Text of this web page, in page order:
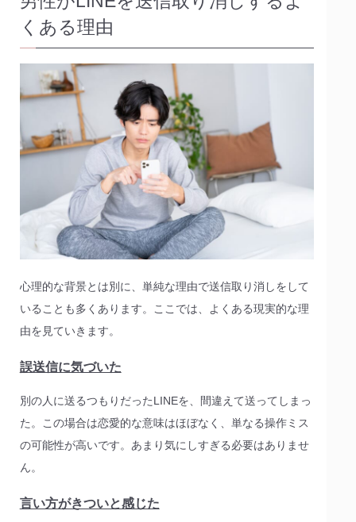
くある理由
心理的な背景とは別に、単純な理由で送信取り消しをして
いることも多くあります。ここでは、よくある現実的な理
由を見ていきます。
誤送信に気づいた
別の人に送るつもりだったLINEを、間違えて送ってしまっ
た。この場合は恋愛的な意味はほぼなく、単なる操作ミス
の可能性が高いです。あまり気にしすぎる必要はありませ
ん。
言い方がきついと感じた